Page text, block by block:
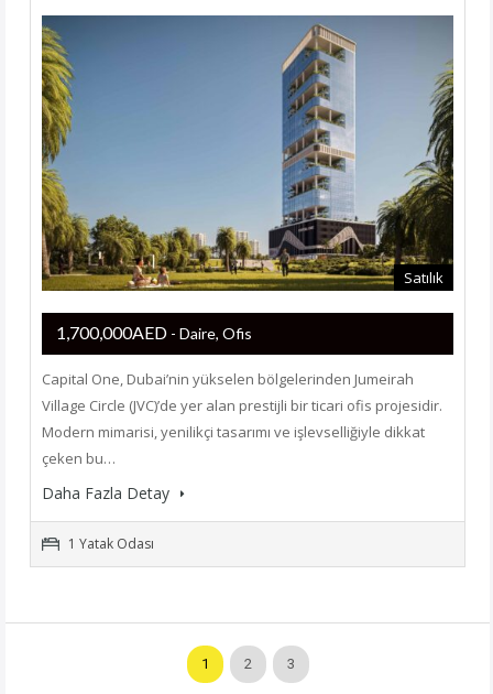
Satılık
1,700,000AED - Daire, Ofis
Capital One, Dubai’nin yükselen bölgelerinden Jumeirah
Village Circle (JVC)’de yer alan prestijli bir ticari ofis projesidir.
Modern mimarisi, yenilikçi tasarımı ve işlevselliğiyle dikkat
çeken bu…
Daha Fazla Detay
1 Yatak Odası
1 2 3